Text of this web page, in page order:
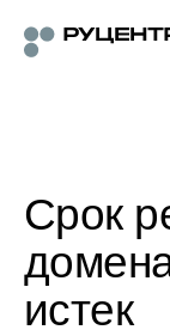
Срок
истек